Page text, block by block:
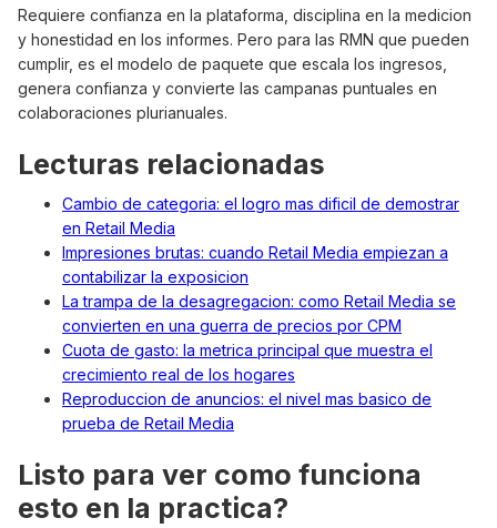
Requiere confianza en la plataforma, disciplina en la medicion
y honestidad en los informes. Pero para las RMN que pueden
cumplir, es el modelo de paquete que escala los ingresos,
genera confianza y convierte las campanas puntuales en
colaboraciones plurianuales.
Lecturas relacionadas
Cambio de categoria: el logro mas dificil de demostrar
en Retail Media
Impresiones brutas: cuando Retail Media empiezan a
contabilizar la exposicion
La trampa de la desagregacion: como Retail Media se
convierten en una guerra de precios por CPM
Cuota de gasto: la metrica principal que muestra el
crecimiento real de los hogares
Reproduccion de anuncios: el nivel mas basico de
prueba de Retail Media
Listo para ver como funciona
esto en la practica?